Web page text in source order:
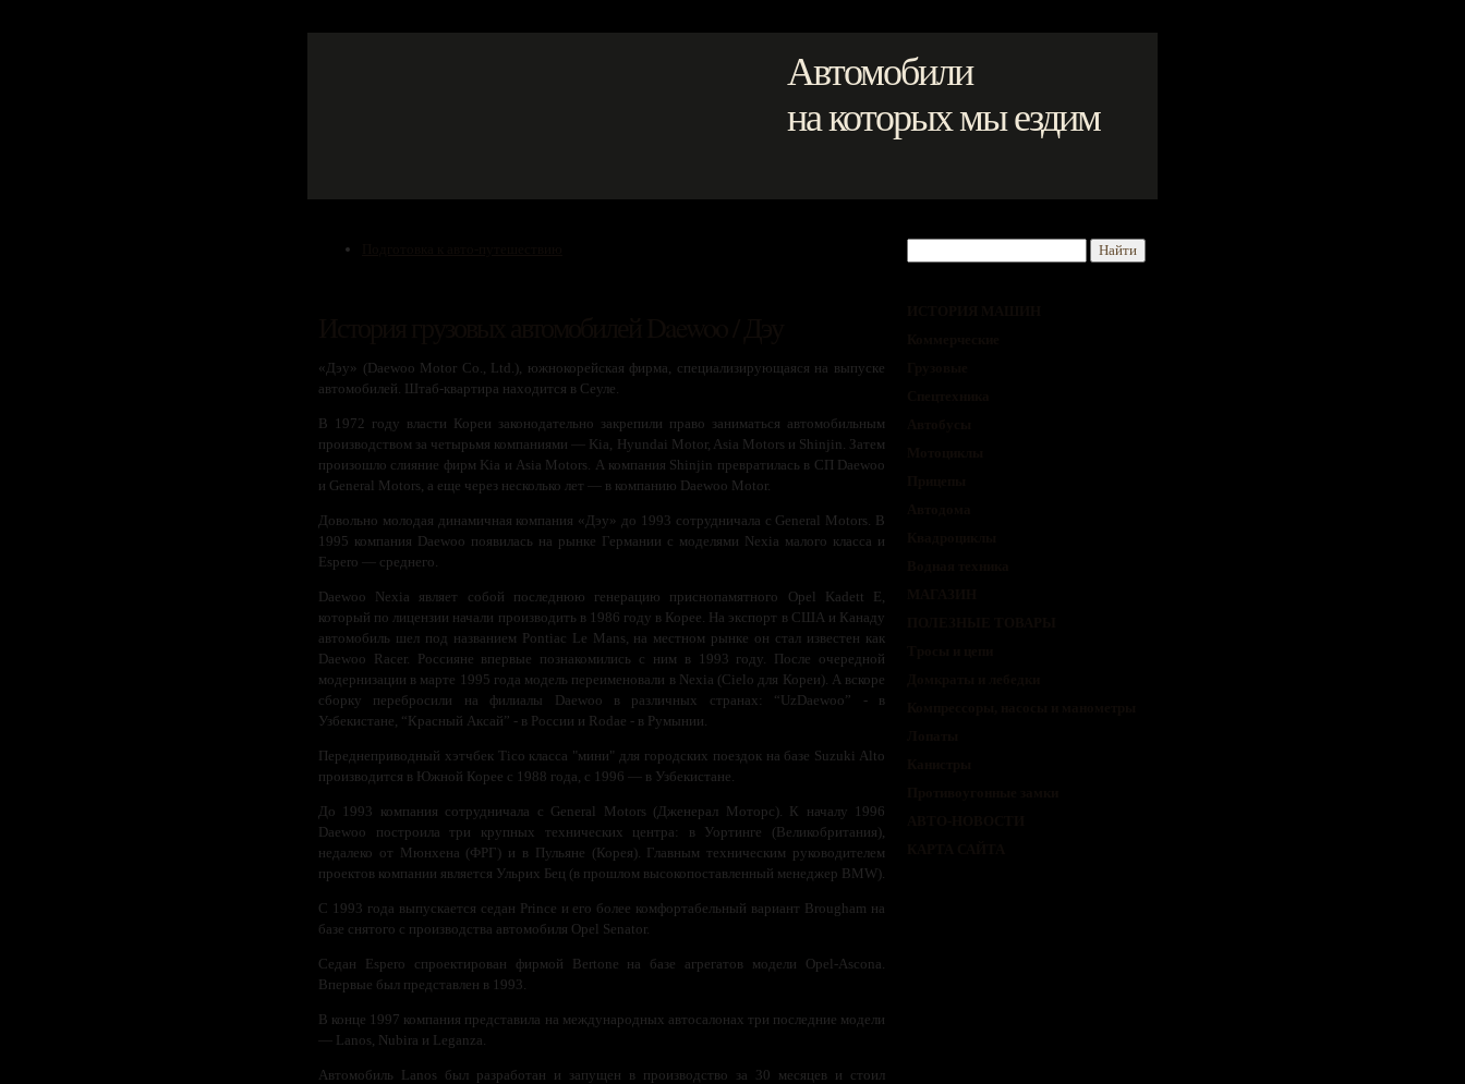
Автомобили
на которых мы ездим
«Дэу» (Daewoo Motor Co., Ltd.), южнокорейская фирма, специализирующаяся на выпуске
автомобилей. Штаб-квартира находится в Сеуле.
В 1972 году власти Кореи законодательно закрепили право заниматься автомобильным
производством за четырьмя компаниями — Kia, Hyundai Motor, Asia Motors и Shinjin. Затем
произошло слияние фирм Kia и Asia Motors. А компания Shinjin превратилась в СП Daewoo
и General Motors, а еще через несколько лет — в компанию Daewoo Motor.
Довольно молодая динамичная компания «Дэу» до 1993 сотрудничала с General Motors. В
1995 компания Daewoo появилась на рынке Германии с моделями Nexia малого класса и
Espero — среднего.
Daewoo Nexia являет собой последнюю генерацию приснопамятного Opel Kadett E,
который по лицензии начали производить в 1986 году в Корее. На экспорт в США и Канаду
автомобиль шел под названием Pontiac Le Mans, на местном рынке он стал известен как
Daewoo Racer. Россияне впервые познакомились с ним в 1993 году. После очередной
модернизации в марте 1995 года модель переименовали в Nexia (Cielo для Кореи). А вскоре
сборку перебросили на филиалы Daewoo в различных странах: “UzDaewoo” - в
Узбекистане, “Красный Аксай” - в России и Rodae - в Румынии.
Переднеприводный хэтчбек Tico класса "мини" для городских поездок на базе Suzuki Alto
производится в Южной Корее с 1988 года, с 1996 — в Узбекистане.
До 1993 компания сотрудничала с General Motors (Дженерал Моторс). К началу 1996
Daewoo построила три крупных технических центра: в Уортинге (Великобритания),
недалеко от Мюнхена (ФРГ) и в Пульяне (Корея). Главным техническим руководителем
проектов компании является Ульрих Бец (в прошлом высокопоставленный менеджер BMW).
С 1993 года выпускается седан Prince и его более комфортабельный вариант Brougham на
базе снятого с производства автомобиля Opel Senator.
Седан Espero спроектирован фирмой Bertone на базе агрегатов модели Opel-Ascona.
Впервые был представлен в 1993.
В конце 1997 компания представила на международных автосалонах три последние модели
— Lanos, Nubira и Leganza.
Автомобиль Lanos был разработан и запущен в производство за 30 месяцев и стоил